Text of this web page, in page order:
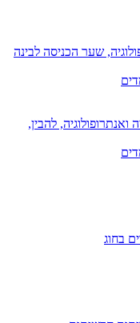
שער הכניסה לבינה
ואנתרופולוגיה, להבין,
בחוג